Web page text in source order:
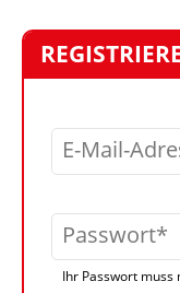
E-Mail-
Passwort
Ihr Passwort muss